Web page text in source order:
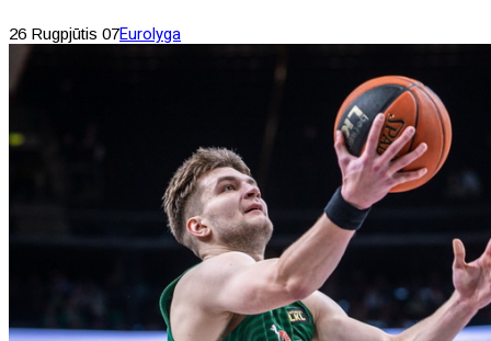
26 Rugpjūtis 07Eurolyga